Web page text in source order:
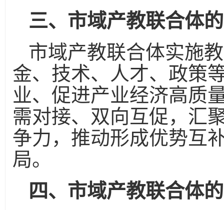
三、市域产教联合体
市域产教联合体实施
金、技术、人才、政策
业、促进产业经济高质
需对接、双向互促，汇
争力，推动形成优势互
局。
四、市域产教联合体